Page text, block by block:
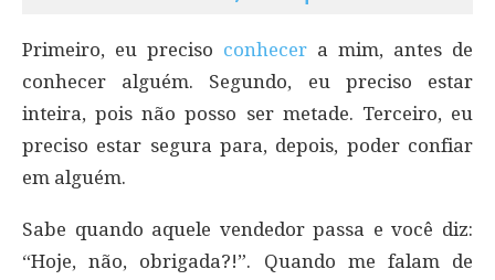
Primeiro, eu preciso conhecer a mim, antes de
conhecer alguém. Segundo, eu preciso estar
inteira, pois não posso ser metade. Terceiro, eu
preciso estar segura para, depois, poder confiar
em alguém.
Sabe quando aquele vendedor passa e você diz:
“Hoje, não, obrigada?!”. Quando me falam de